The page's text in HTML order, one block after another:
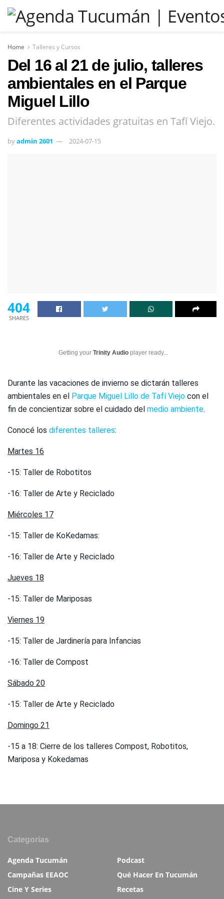
Home Talleres y Cursos
Del 16 al 21 de julio, talleres
ambientales en el Parque
Miguel Lillo
Diferentes actividades gratuitas en Tafí Viejo.
byadmin 2601 2024-07-15
404
SHARES
Getting your Trinity Audio player ready...
Durante las vacaciones de invierno se dictarán talleres
ambientales en el Parque Miguel Lillo de Tafí Viejo con el
fin de concientizar sobre el cuidado del medio ambiente.
Conocé los diferentes talleres:
Martes 16
-15: Taller de Robotitos
-16: Taller de Arte y Reciclado
Miércoles 17
-15: Taller de KoKedamas:
-16: Taller de Arte y Reciclado
Jueves 18
-15: Taller de Mariposas
Viernes 19
-15: Taller de Jardinería para Infancias
-16: Taller de Compost
Sábado 20
-15: Taller de Arte y Reciclado
Domingo 21
-15 a 18: Cierre de los talleres Compost, Robotitos,
Mariposa y Kokedamas
Categorias
Agenda Tucumán
Campañas EEAOC
Cine Y Series
Podcast
Qué Hacer En Tucumán
Recetas